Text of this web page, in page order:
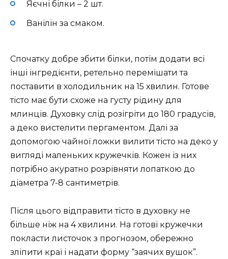
Яєчні білки – 2 шт.
Ванілін за смаком.
Спочатку добре збити білки, потім додати всі
інші інгредієнти, ретельно перемішати та
поставити в холодильник на 15 хвилин. Готове
тісто має бути схоже на густу рідину для
млинців. Духовку слід розігріти до 180 градусів,
а деко вистелити пергаментом. Далі за
допомогою чайної ложки вилити тісто на деко у
вигляді маленьких кружечків. Кожен із них
потрібно акуратно розрівняти лопаткою до
діаметра 7-8 сантиметрів.
Після цього відправити тісто в духовку не
більше ніж на 4 хвилини. На готові кружечки
покласти листочок з прогнозом, обережно
зліпити краї і надати форму “заячих вушок”.